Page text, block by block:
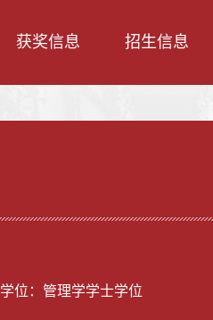
获奖信息 招生信息
学位：管理学学士学位